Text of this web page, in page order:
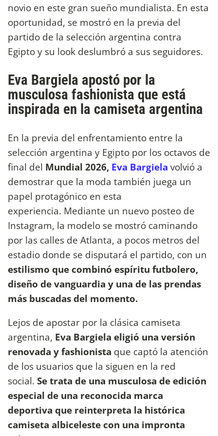
novio en este gran sueño mundialista. En esta
oportunidad, se mostró en la previa del
partido de la selección argentina contra
Egipto y su look deslumbró a sus seguidores.
Eva Bargiela apostó por la
musculosa fashionista que está
inspirada en la camiseta argentina
En la previa del enfrentamiento entre la
selección argentina y Egipto por los octavos de
final del Mundial 2026, Eva Bargiela volvió a
demostrar que la moda también juega un
papel protagónico en esta
experiencia. Mediante un nuevo posteo de
Instagram, la modelo se mostró caminando
por las calles de Atlanta, a pocos metros del
estadio donde se disputará el partido, con un
estilismo que combinó espíritu futbolero,
diseño de vanguardia y una de las prendas
más buscadas del momento.
Lejos de apostar por la clásica camiseta
argentina, Eva Bargiela eligió una versión
renovada y fashionista que captó la atención
de los usuarios que la siguen en la red
social. Se trata de una musculosa de edición
especial de una reconocida marca
deportiva que reinterpreta la histórica
camiseta albiceleste con una impronta